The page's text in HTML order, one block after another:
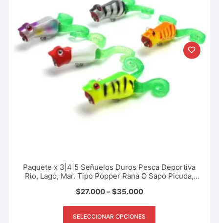
Paquete x 3|4|5 Señuelos Duros Pesca Deportiva
Rio, Lago, Mar. Tipo Popper Rana O Sapo Picuda,
$27.000–$35.000
SELECCIONAR OPCIONES